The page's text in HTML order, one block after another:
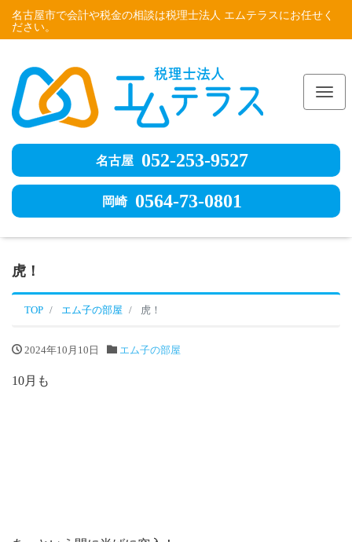
名古屋市で会計や税金の相談は税理士法人 エムテラスにお任せく
ださい。
名古屋 052-253-9527
岡崎 0564-73-0801
虎！
TOP エム子の部屋 虎！
2024年10月10日 エム子の部屋
10月も